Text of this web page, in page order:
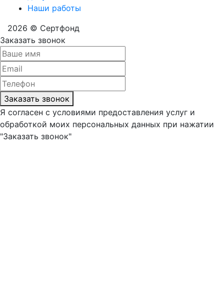
Наши работы
2026 © Сертфонд
Заказать звонок
Заказать звонок
Я согласен с условиями предоставления услуг и
обработкой моих персональных данных при нажатии
"Заказать звонок"